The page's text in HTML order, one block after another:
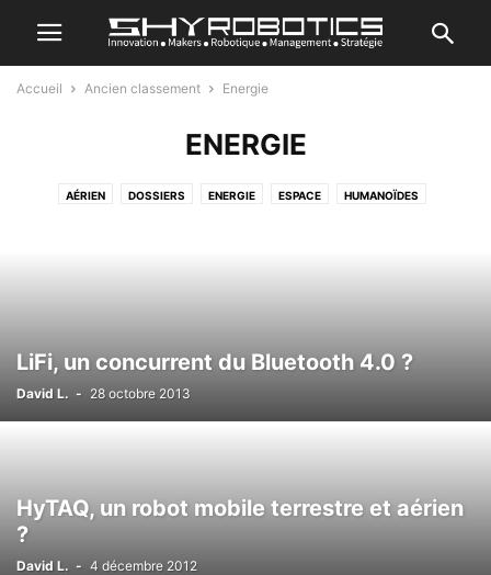
Accueil Ancien classement Energie
ENERGIE
AÉRIEN DOSSIERS ENERGIE ESPACE HUMANOÏDES
LiFi, un concurrent du Bluetooth 4.0 ?
David L. - 28 octobre 2013
HyTAQ, un robot mobile terrestre et aérien
?
David L. - 4 décembre 2012